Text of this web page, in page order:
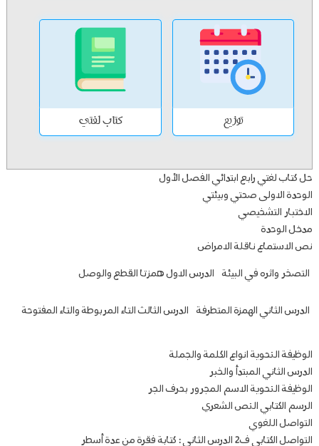
توزيع كتاب لغتي
حل كتاب لغتي رابع ابتدائي الفصل الأول
الوحدة الاولى صحتي وبيئتي
الاختبار التشخيصي
مدخل الوحدة
نص الاستماع ناقلة الامراض
التصخر واثره في البيئة الدرس الاول همزتا القطع والوصل
الدرس الثاني الهمزة المتطرفة الدرس الثالث التاء المربوطة والتاء المفتوحة
الوظيفة النحوية انواع الكلمة والجملة
الدرس الثاني المبتدأ والخبر
الوظيفة النحوية الاسم المجرور بحرف الجر
الرسم الكتابي النص الشعري
التواصل اللغوي
التواصل الكتابي ف2 الدرس الثاني : كتابة فقرة من عدة أسطر